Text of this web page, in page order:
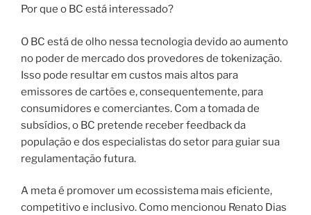
Por que o BC está interessado?
O BC está de olho nessa tecnologia devido ao aumento
no poder de mercado dos provedores de tokenização.
Isso pode resultar em custos mais altos para
emissores de cartões e, consequentemente, para
consumidores e comerciantes. Com a tomada de
subsídios, o BC pretende receber feedback da
população e dos especialistas do setor para guiar sua
regulamentação futura.
A meta é promover um ecossistema mais eficiente,
competitivo e inclusivo. Como mencionou Renato Dias